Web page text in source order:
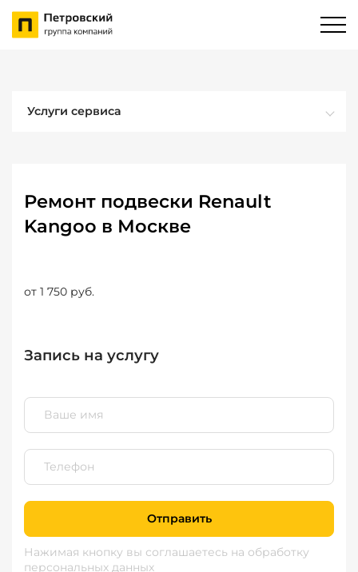
Услуги сервиса
Ремонт подвески Renault
Kangoo в Москве
от 1 750 руб.
Запись на услугу
Отправить
Нажимая кнопку вы соглашаетесь на обработку
персональных данных